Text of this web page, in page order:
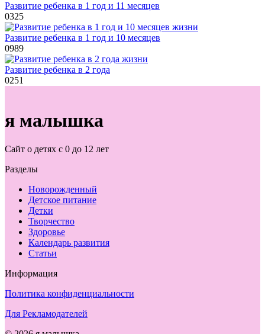
Развитие ребенка в 1 год и 11 месяцев
0325
Развитие ребенка в 1 год и 10 месяцев
0989
Развитие ребенка в 2 года
0251
я малышка
Сайт о детях с 0 до 12 лет
Разделы
Новорожденный
Детское питание
Детки
Творчество
Здоровье
Календарь развития
Статьи
Информация
Политика конфиденциальности
Для Рекламодателей